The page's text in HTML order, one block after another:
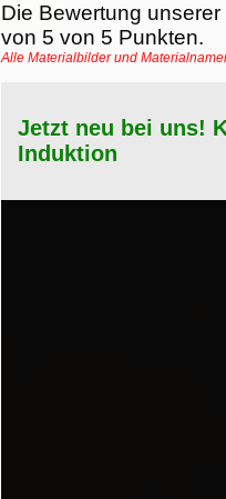
Die Bewertung
von 5 von 5 Punkten.
Alle Materialbilder und
Jetzt neu bei uns!
Induktion